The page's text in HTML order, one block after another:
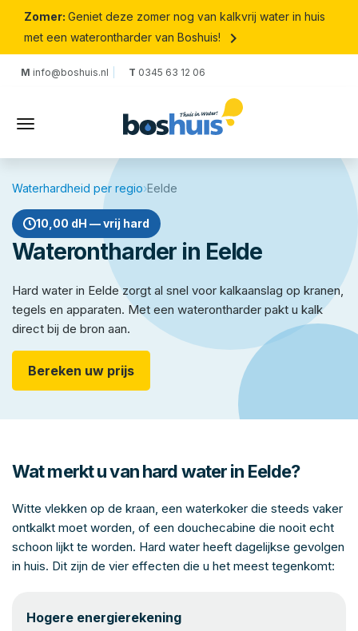
Zomer: Geniet deze zomer nog van kalkvrij water in huis
met een waterontharder van Boshuis!
keyboard_arrow_right
M info@boshuis.nl T 0345 63 12 06
Waterhardheid per regio›Eelde
10,00 dH — vrij hard
Waterontharder in Eelde
Hard water in Eelde zorgt al snel voor kalkaanslag op kranen,
tegels en apparaten. Met een waterontharder pakt u kalk
direct bij de bron aan.
Bereken uw prijs
Wat merkt u van hard water in Eelde?
Witte vlekken op de kraan, een waterkoker die steeds vaker
ontkalkt moet worden, of een douchecabine die nooit echt
schoon lijkt te worden. Hard water heeft dagelijkse gevolgen
in huis. Dit zijn de vier effecten die u het meest tegenkomt:
Hogere energierekening